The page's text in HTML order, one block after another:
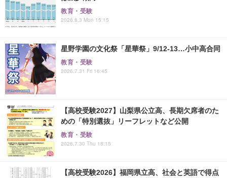
教育・受験
2026.8.3 Mon 15:15
星野学園の文化祭「星華祭」9/12-13…小中高合同
教育・受験
2026.7.31 Fri 16:45
【高校受験2027】山梨県公立高、長期欠席者のた
めの「特別選抜」リーフレットなど公開
教育・受験
2026.7.30 Thu 18:15
【高校受験2026】福岡県立高、社会と英語で得点